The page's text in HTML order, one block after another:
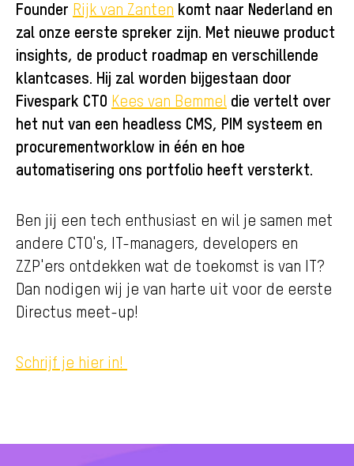
Founder Rijk van Zanten komt naar Nederland en
zal onze eerste spreker zijn. Met nieuwe product
insights, de product roadmap en verschillende
klantcases. Hij zal worden bijgestaan door
Fivespark CTO Kees van Bemmel die vertelt over
het nut van een headless CMS, PIM systeem en
procurementworklow in één en hoe
automatisering ons portfolio heeft versterkt.
Ben jij een tech enthusiast en wil je samen met
andere CTO's, IT-managers, developers en
ZZP'ers ontdekken wat de toekomst is van IT?
Dan nodigen wij je van harte uit voor de eerste
Directus meet-up!
Schrijf je hier in!